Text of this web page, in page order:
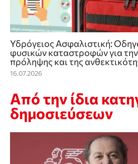
Υδρόγειος Ασφαλιστική:
φυσικών καταστροφών για την
πρόληψης και της
16.07.2026
Από την ίδια
δημοσιεύσεων